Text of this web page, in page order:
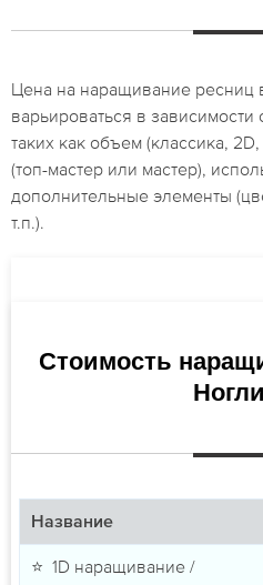
Цена на наращивание ресниц
варьироваться в зависимости
таких как объем (классика,
(топ-мастер или мастер),
дополнительные элементы
т.п.).
Стоимость
Название
⭐ 1D наращивание /